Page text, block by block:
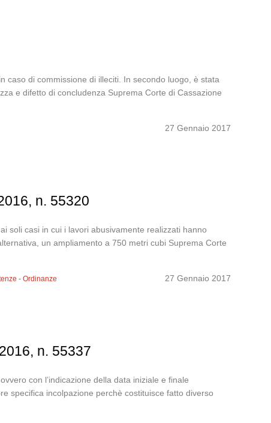
caso di commissione di illeciti. In secondo luogo, è stata
e difetto di concludenza Suprema Corte di Cassazione
27 Gennaio 2017
n. 55320
soli casi in cui i lavori abusivamente realizzati hanno
un ampliamento a 750 metri cubi Suprema Corte
27 Gennaio 2017
- Ordinanze
n. 55337
con l’indicazione della data iniziale e finale
specifica incolpazione perchè costituisce fatto diverso